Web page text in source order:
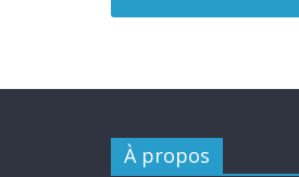
À propos